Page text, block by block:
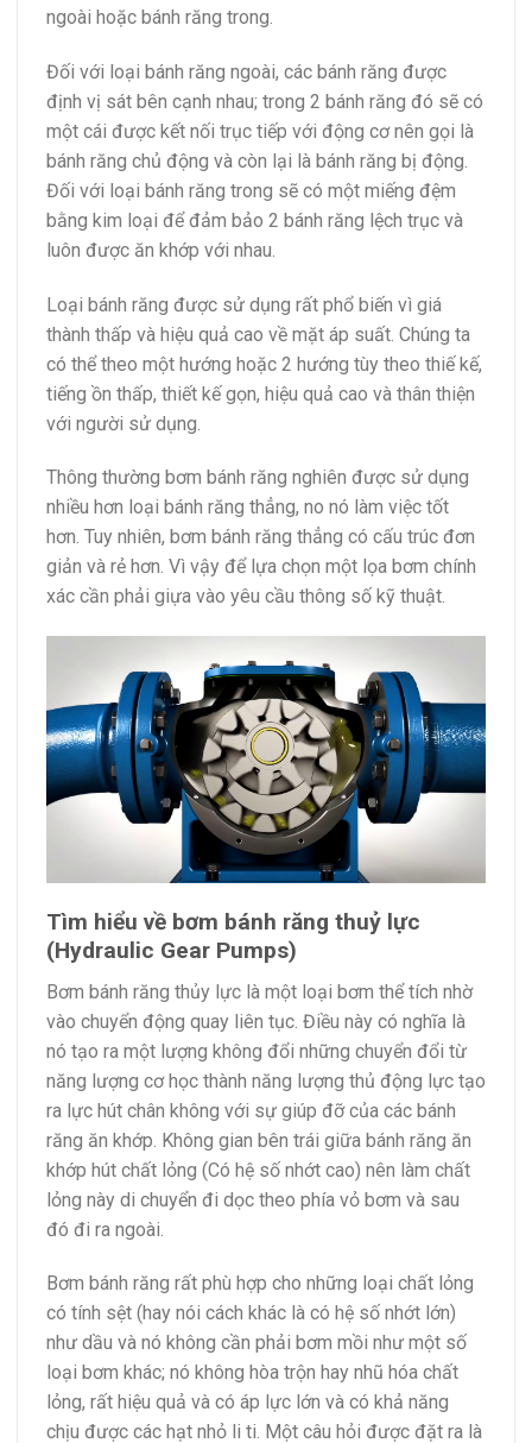
ngoài hoặc bánh răng trong.
Đối với loại bánh răng ngoài, các bánh răng được
định vị sát bên cạnh nhau; trong 2 bánh răng đó sẽ có
một cái được kết nối trục tiếp với động cơ nên gọi là
bánh răng chủ động và còn lại là bánh răng bị động.
Đối với loại bánh răng trong sẽ có một miếng đệm
bằng kim loại để đảm bảo 2 bánh răng lệch trục và
luôn được ăn khớp với nhau.
Loại bánh răng được sử dụng rất phổ biến vì giá
thành thấp và hiệu quả cao về mặt áp suất. Chúng ta
có thể theo một hướng hoặc 2 hướng tùy theo thiế kế,
tiếng ồn thấp, thiết kế gọn, hiệu quả cao và thân thiện
với người sử dụng.
Thông thường bơm bánh răng nghiên được sử dụng
nhiều hơn loại bánh răng thẳng, no nó làm việc tốt
hơn. Tuy nhiên, bơm bánh răng thẳng có cấu trúc đơn
giản và rẻ hơn. Vì vậy để lựa chọn một lọa bơm chính
xác cần phải giựa vào yêu cầu thông số kỹ thuật.
Tìm hiểu về bơm bánh răng thuỷ lực
(Hydraulic Gear Pumps)
Bơm bánh răng thủy lực là một loại bơm thể tích nhờ
vào chuyển động quay liên tục. Điều này có nghĩa là
nó tạo ra một lượng không đổi những chuyển đổi từ
năng lượng cơ học thành năng lượng thủ động lực tạo
ra lực hút chân không với sự giúp đỡ của các bánh
răng ăn khớp. Không gian bên trái giữa bánh răng ăn
khớp hút chất lỏng (Có hệ số nhớt cao) nên làm chất
lỏng này di chuyển đi dọc theo phía vỏ bơm và sau
đó đi ra ngoài.
Bơm bánh răng rất phù hợp cho những loại chất lỏng
có tính sệt (hay nói cách khác là có hệ số nhớt lớn)
như dầu và nó không cần phải bơm mồi như một số
loại bơm khác; nó không hòa trộn hay nhũ hóa chất
lỏng, rất hiệu quả và có áp lực lớn và có khả năng
chịu được các hạt nhỏ li ti. Một câu hỏi được đặt ra là